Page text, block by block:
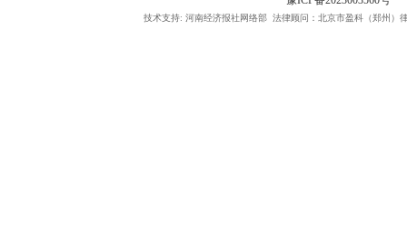
技术支持: 河南经济报社网络部 法律顾问：北京市盈科（郑州